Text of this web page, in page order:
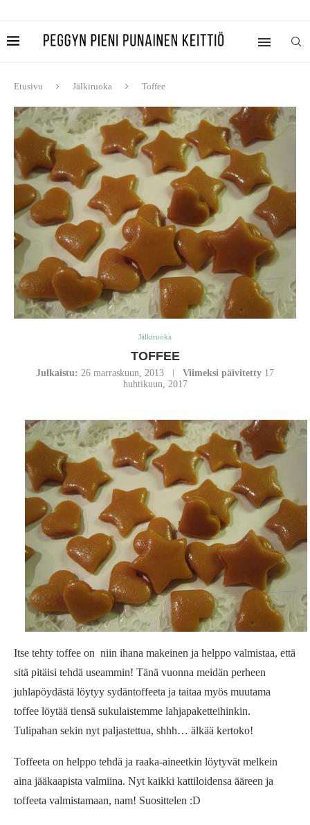
Etusivu Jälkiruoka Toffee
Jälkiruoka
TOFFEE
Julkaistu: 26 marraskuun, 2013 Viimeksi päivitetty 17
huhtikuun, 2017
Itse tehty toffee on niin ihana makeinen ja helppo valmistaa, että
sitä pitäisi tehdä useammin! Tänä vuonna meidän perheen
juhlapöydästä löytyy sydäntoffeeta ja taitaa myös muutama
toffee löytää tiensä sukulaistemme lahjapaketteihinkin.
Tulipahan sekin nyt paljastettua, shhh… älkää kertoko!
Toffeeta on helppo tehdä ja raaka-aineetkin löytyvät melkein
aina jääkaapista valmiina. Nyt kaikki kattiloidensa ääreen ja
toffeeta valmistamaan, nam! Suosittelen :D